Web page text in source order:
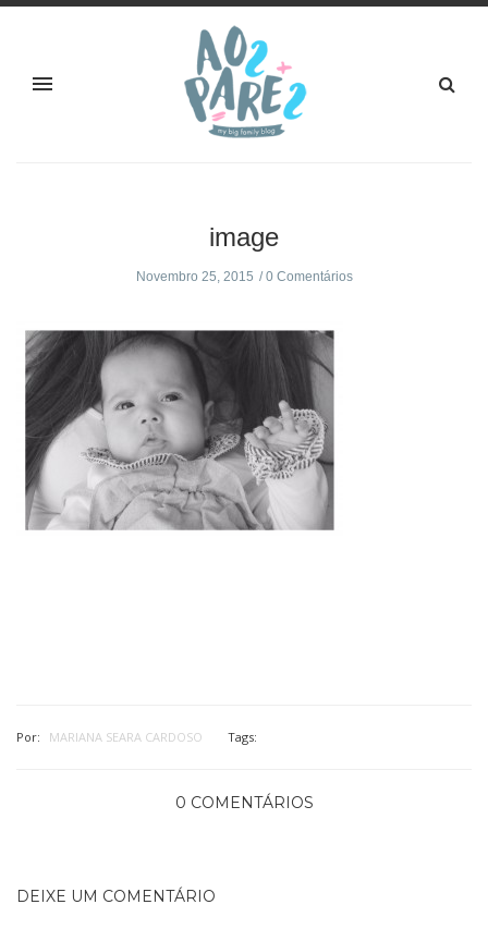
image
Novembro 25, 2015 0 Comentários
Por: MARIANA SEARA CARDOSO Tags:
0 COMENTÁRIOS
DEIXE UM COMENTÁRIO